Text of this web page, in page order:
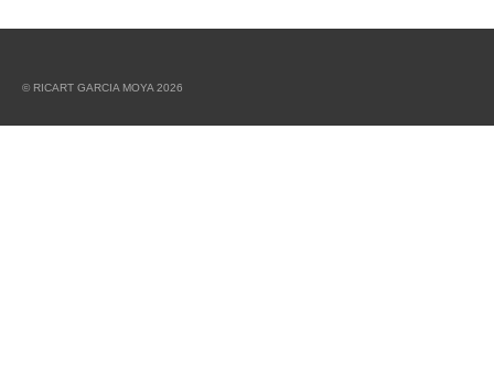
© RICART GARCIA MOYA 2026